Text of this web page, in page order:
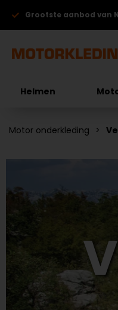
Grootste aanbod van
Helmen
Motor onderkleding